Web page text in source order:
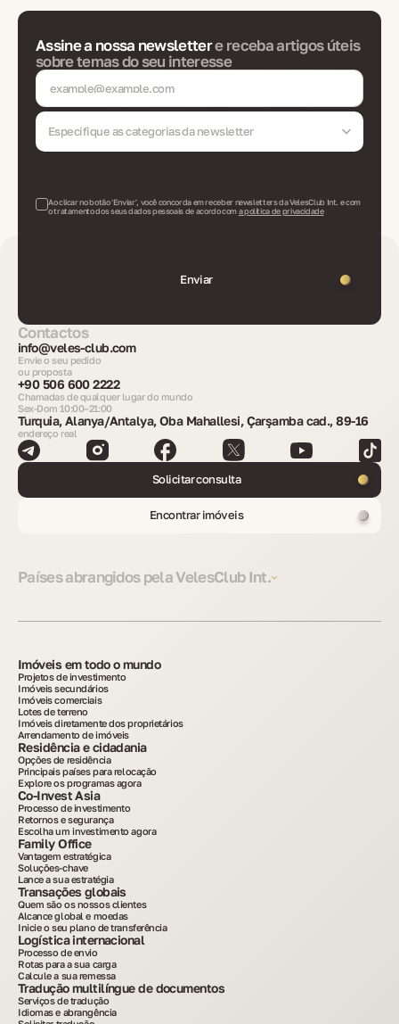
Assine a nossa newslettere receba artigos úteis
sobre temas do seu interesse
Especifique as categorias da newsletter
Ao clicar no botão 'Enviar', você concorda em receber newsletters da VelesClub Int. e com
o tratamento dos seus dados pessoais de acordo coma política de privacidade
Enviar
Contactos
info@veles-club.com
Envie o seu pedido
ou proposta
+90 506 600 2222
Chamadas de qualquer lugar do mundo
Sex-Dom 10:00–21:00
Turquia, Alanya/Antalya, Oba Mahallesi, Çarşamba cad., 89-16
endereço real
Solicitar consulta
Encontrar imóveis
Países abrangidos pela VelesClub Int.
Imóveis em todo o mundo
Projetos de investimento
Imóveis secundários
Imóveis comerciais
Lotes de terreno
Imóveis diretamente dos proprietários
Arrendamento de imóveis
Residência e cidadania
Opções de residência
Principais países para relocação
Explore os programas agora
Co-Invest Asia
Processo de investimento
Retornos e segurança
Escolha um investimento agora
Family Office
Vantagem estratégica
Soluções-chave
Lance a sua estratégia
Transações globais
Quem são os nossos clientes
Alcance global e moedas
Inicie o seu plano de transferência
Logística internacional
Processo de envio
Rotas para a sua carga
Calcule a sua remessa
Tradução multilíngue de documentos
Serviços de tradução
Idiomas e abrangência